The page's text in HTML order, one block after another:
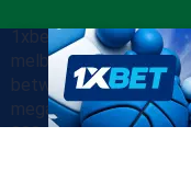
melbet.africafoot.com